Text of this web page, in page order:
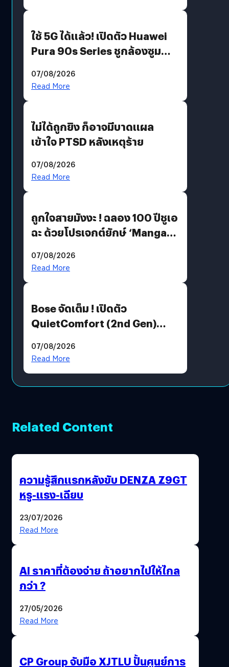
ใช้ 5G ได้แล้ว! เปิดตัว Huawei
Pura 90s Series ชูกล้องซูม
07/08/2026
Read More
ไม่ได้ถูกยิง ก็อาจมีบาดแผล
เข้าใจ PTSD หลังเหตุร้าย
07/08/2026
Read More
ถูกใจสายมังงะ ! ฉลอง 100 ปีชูเอ
ฉะ ด้วยโปรเจกต์ยักษ์ ‘Manga
มีภาษาไทยด้วย
07/08/2026
Read More
Bose จัดเต็ม ! เปิดตัว
QuietComfort (2nd Gen)
07/08/2026
Read More
Related Content
ความรู้สึกแรกหลังขับ DENZA Z9GT
หรู-แรง-เฉียบ
23/07/2026
Read More
AI ราคาที่ต้องจ่าย ถ้าอยากไปให้ไกล
กว่า ?
27/05/2026
Read More
CP Group จับมือ XJTLU ปั้นศูนย์การ